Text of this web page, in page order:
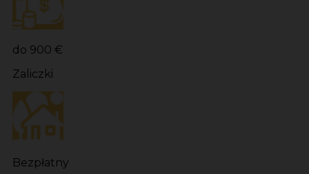
do 900 €
Zaliczki
Bezpłatny